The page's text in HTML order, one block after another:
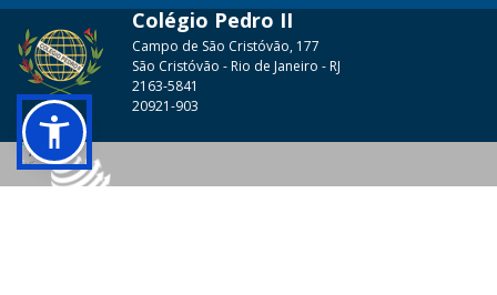
Colégio Pedro II
Campo de São Cristóvão, 177
São Cristóvão - Rio de Janeiro - RJ
2163-5841
20921-903